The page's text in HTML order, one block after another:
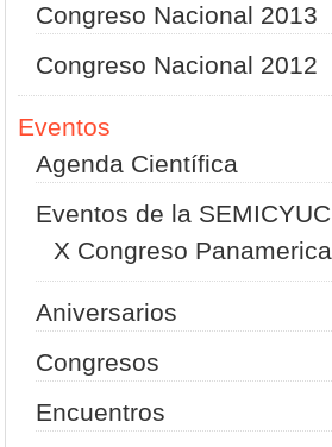
Congreso Nacional 2013
Congreso Nacional 2012
Eventos
Agenda Científica
Eventos de la SEMICYUC
X Congreso
Aniversarios
Congresos
Encuentros